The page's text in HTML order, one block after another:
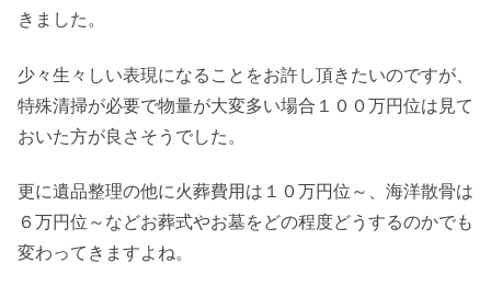
きました。
少々生々しい表現になることをお許し頂きたいのですが、
特殊清掃が必要で物量が大変多い場合１００万円位は見て
おいた方が良さそうでした。
更に遺品整理の他に火葬費用は１０万円位～、海洋散骨は
６万円位～などお葬式やお墓をどの程度どうするのかでも
変わってきますよね。